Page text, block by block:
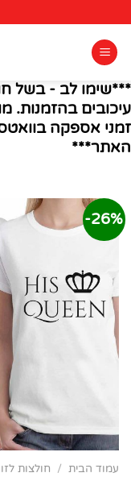
to
content
***שימו לב - בשל
עיכובים בהזמנות.
זמני אספקה
האתר***
26%-
עמוד הבית / חולצות